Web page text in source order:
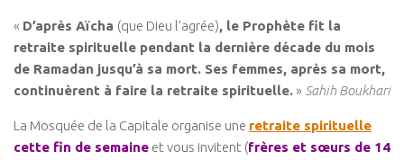
« D’après Aïcha (que Dieu l’agrée), le Prophète fit la
retraite spirituelle pendant la dernière décade du mois
de Ramadan jusqu’à sa mort. Ses femmes, après sa mort,
continuèrent à faire la retraite spirituelle. » Sahih Boukhari
La Mosquée de la Capitale organise une retraite spirituelle
cette fin de semaine et vous invitent (frères et sœurs de 14